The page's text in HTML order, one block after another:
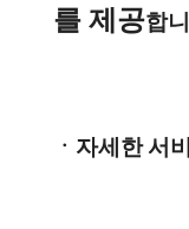
를 제공합
ㆍ자세한 서